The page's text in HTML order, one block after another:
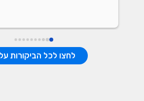
לחצו לכל הביקורות